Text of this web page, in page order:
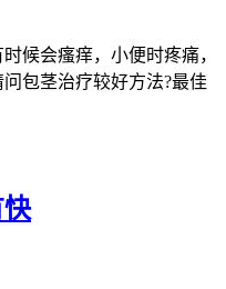
候会瘙痒，小便时疼痛，
包茎治疗较好方法?最佳